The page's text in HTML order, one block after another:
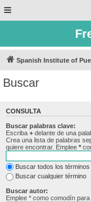
Spanish Institute of
Buscar
CONSULTA
Buscar palabras clave:
Escriba + delante de una
Crea una lista de palabras
quiere encontrar. Emplee *
Buscar todos los términos
Buscar cualquier término
Buscar autor:
Emplee * como comodín